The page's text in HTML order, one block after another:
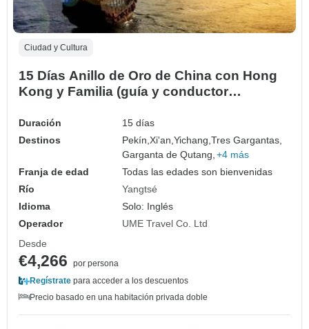
Ciudad y Cultura
15 Días Anillo de Oro de China con Hong
Kong y Familia (guía y conductor
Duración
15 días
Destinos
Pekín,Xi'an,Yichang,Tres Gargantas,
Garganta de Qutang, +4 más
Franja de edad
Todas las edades son bienvenidas
Río
Yangtsé
Idioma
Solo: Inglés
Operador
UME Travel Co. Ltd
Desde
€4,266
por persona
Regístrate para acceder a los descuentos
Precio basado en una habitación privada doble